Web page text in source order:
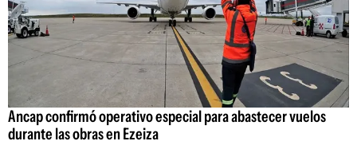
Ancap confirmó operativo especial para abastecer vuelos
durante las obras en Ezeiza